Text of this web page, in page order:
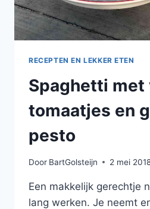
RECEPTEN EN LEKKER ETEN
Spaghetti met
tomaatjes en
pesto
Door BartGolsteijn 2 mei
Een makkelijk gerechtje
lang werken. Je neemt